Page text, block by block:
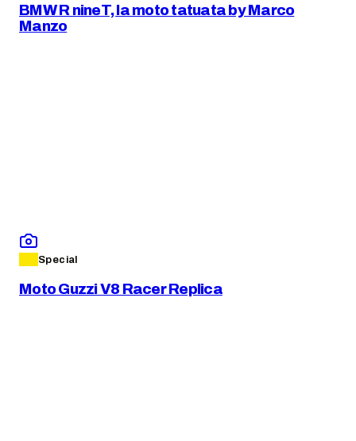
BMW R nineT, la moto tatuata by Marco
Manzo
Special
Moto Guzzi V8 Racer Replica